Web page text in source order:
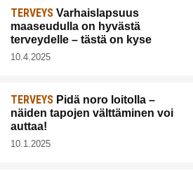
TERVEYS Varhaislapsuus
maaseudulla on hyvästä
terveydelle – tästä on kyse
10.4.2025
TERVEYS Pidä noro loitolla –
näiden tapojen välttäminen voi
auttaa!
10.1.2025